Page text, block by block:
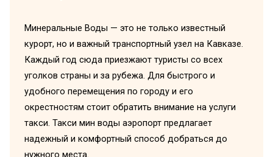
Минеральные Воды — это не только известный
курорт, но и важный транспортный узел на Кавказе.
Каждый год сюда приезжают туристы со всех
уголков страны и за рубежа. Для быстрого и
удобного перемещения по городу и его
окрестностям стоит обратить внимание на услуги
такси. Такси мин воды аэропорт предлагает
надежный и комфортный способ добраться до
нужного места.